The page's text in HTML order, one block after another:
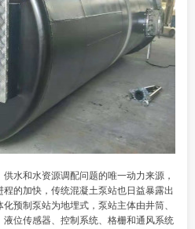
水和水资源调配问题的唯一动力来源，
的加快，传统混凝土泵站也日益暴露出
化预制泵站为地埋式，泵站主体由井筒、
位传感器、控制系统、格栅和通风系统